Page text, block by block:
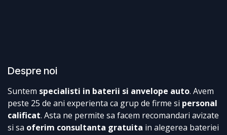
Despre noi
Suntem specialisti in baterii si anvelope auto. Avem
peste 25 de ani experienta ca grup de firme si personal
calificat. Asta ne permite sa facem recomandari avizate
si sa oferim consultanta gratuita in alegerea bateriei